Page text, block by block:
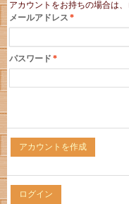
アカウントをお持ちの場合は
*
メールアドレス
*
パスワード
アカウントを作成
ログイン